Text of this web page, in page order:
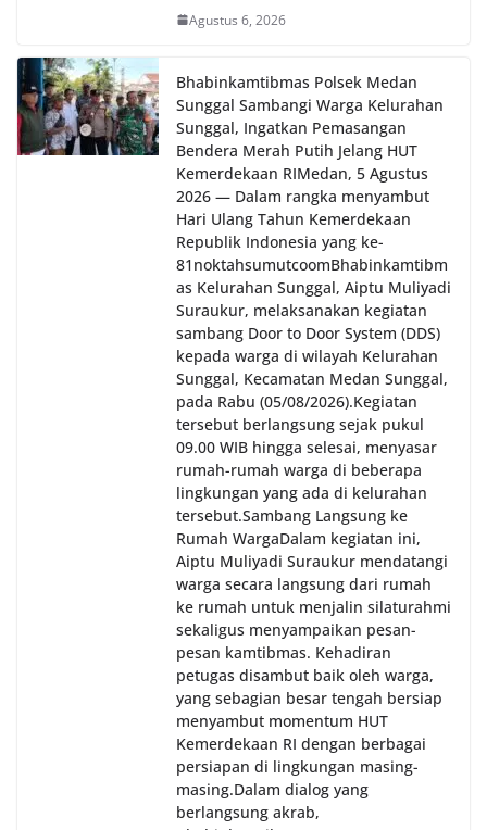
Agustus 6, 2026
Bhabinkamtibmas Polsek Medan
Sunggal Sambangi Warga Kelurahan
Sunggal, Ingatkan Pemasangan
Bendera Merah Putih Jelang HUT
Kemerdekaan RI‎‎Medan, 5 Agustus
2026 — Dalam rangka menyambut
Hari Ulang Tahun Kemerdekaan
Republik Indonesia yang ke-
81noktahsumutcoomBhabinkamtibm
as Kelurahan Sunggal, Aiptu Muliyadi
Suraukur, melaksanakan kegiatan
sambang Door to Door System (DDS)
kepada warga di wilayah Kelurahan
Sunggal, Kecamatan Medan Sunggal,
pada Rabu (05/08/2026).‎‎Kegiatan
tersebut berlangsung sejak pukul
09.00 WIB hingga selesai, menyasar
rumah-rumah warga di beberapa
lingkungan yang ada di kelurahan
tersebut.‎Sambang Langsung ke
Rumah Warga‎Dalam kegiatan ini,
Aiptu Muliyadi Suraukur mendatangi
warga secara langsung dari rumah
ke rumah untuk menjalin silaturahmi
sekaligus menyampaikan pesan-
pesan kamtibmas. Kehadiran
petugas disambut baik oleh warga,
yang sebagian besar tengah bersiap
menyambut momentum HUT
Kemerdekaan RI dengan berbagai
persiapan di lingkungan masing-
masing.‎Dalam dialog yang
berlangsung akrab,